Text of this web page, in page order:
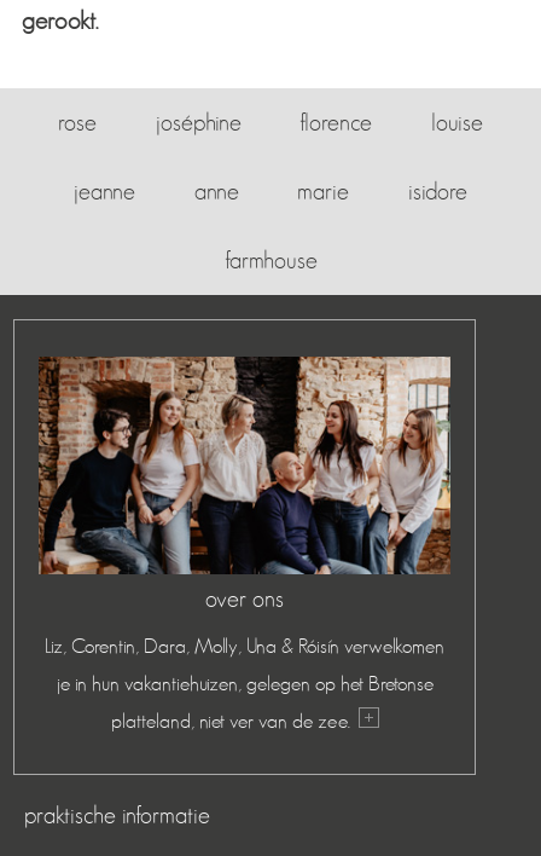
gerookt.
rose joséphine florence louise
jeanne anne marie isidore
farmhouse
over ons
Liz, Corentin, Dara, Molly, Una & Róisín verwelkomen
je in hun vakantiehuizen, gelegen op het Bretonse
platteland, niet ver van de zee.
praktische informatie